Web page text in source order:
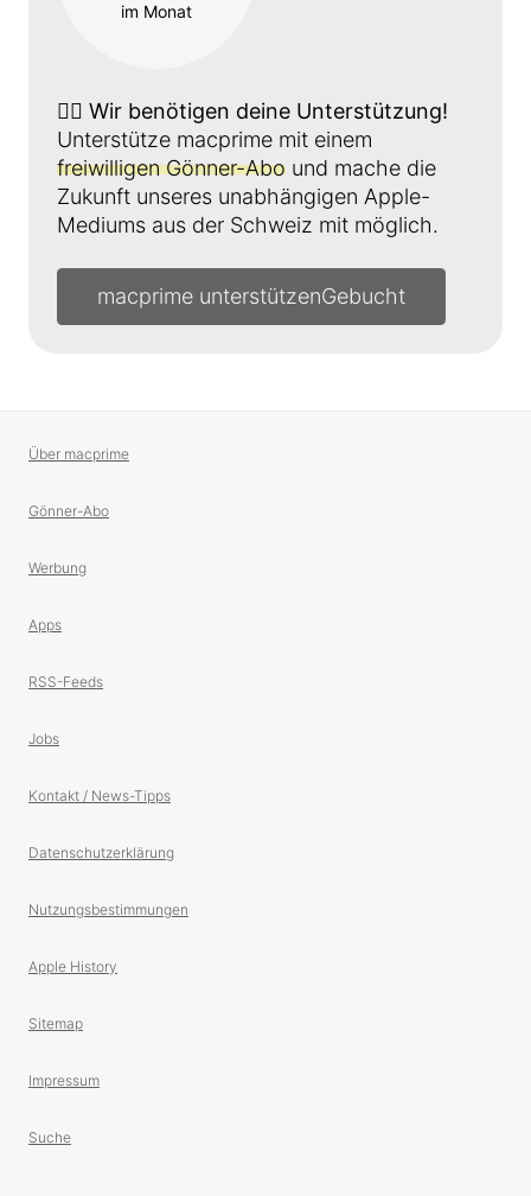
im Monat
👉🏼 Wir benötigen deine Unterstützung!
Unterstütze macprime mit einem
freiwilligen Gönner-Abo und mache die
Zukunft unseres unabhängigen Apple-
Mediums aus der Schweiz mit möglich.
macprime unterstützen
Über macprime
Gönner-Abo
Werbung
Apps
RSS-Feeds
Jobs
Kontakt / News-Tipps
Datenschutzerklärung
Nutzungsbestimmungen
Apple History
Sitemap
Impressum
Suche